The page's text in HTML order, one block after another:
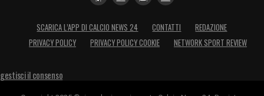
SCARICA L’APP DI CALCIO NEWS 24 CONTATTI
REDAZIONE
PRIVACY POLICY
PRIVACY POLICY COOKIE NETWORK SPORT REVIEW
gestisci il consenso